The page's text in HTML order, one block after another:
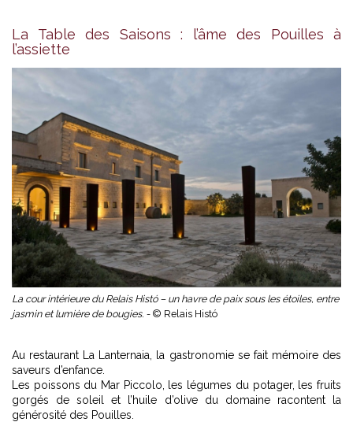
La Table des Saisons : l’âme des Pouilles à
l’assiette
La cour intérieure du Relais Histó – un havre de paix sous les étoiles, entre
jasmin et lumière de bougies. - © Relais Histó
Au restaurant La Lanternaia, la gastronomie se fait mémoire des
saveurs d’enfance.
Les poissons du Mar Piccolo, les légumes du potager, les fruits
gorgés de soleil et l’huile d’olive du domaine racontent la
générosité des Pouilles.